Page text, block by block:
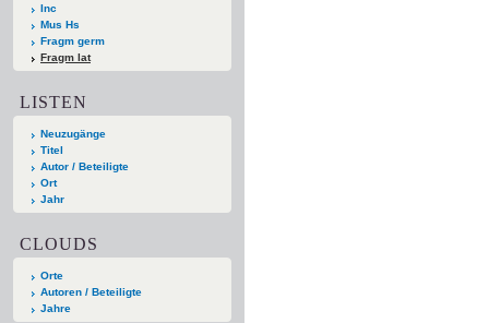
Inc
Mus Hs
Fragm germ
Fragm lat
LISTEN
Neuzugänge
Titel
Autor / Beteiligte
Ort
Jahr
CLOUDS
Orte
Autoren / Beteiligte
Jahre